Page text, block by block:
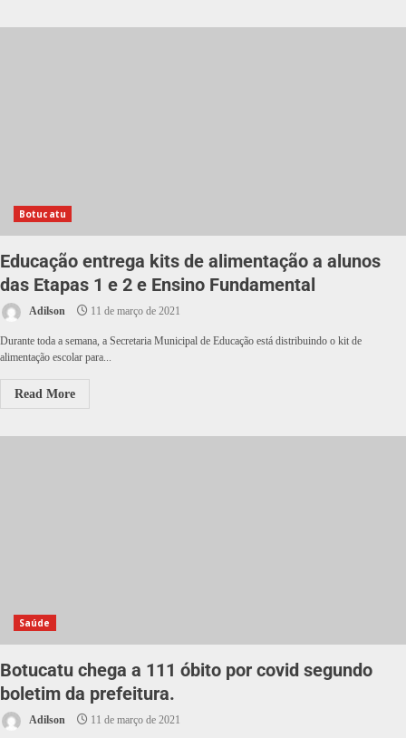
Botucatu
Educação entrega kits de alimentação a alunos
das Etapas 1 e 2 e Ensino Fundamental
Adilson 11 de março de 2021
Durante toda a semana, a Secretaria Municipal de Educação está distribuindo o kit de
alimentação escolar para...
Read More
Saúde
Botucatu chega a 111 óbito por covid segundo
boletim da prefeitura.
Adilson 11 de março de 2021